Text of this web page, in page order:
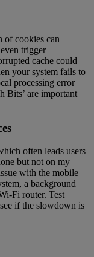
of cookies can
trigger
cache could
your system fails to
processing error
Bits’ are important
often leads users
but not on my
with the mobile
a background
Fi router. Test
if the slowdown is